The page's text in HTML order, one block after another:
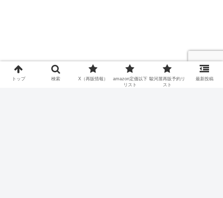
トップ 検索 X（再販情報）
amazon定価以下
リスト
駿河屋再販予約リ
スト
最新投稿